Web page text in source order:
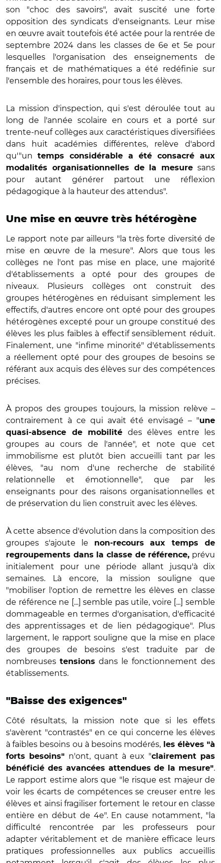
son "choc des savoirs", avait suscité une forte
opposition des syndicats d'enseignants. Leur mise
en œuvre avait toutefois été actée pour la rentrée de
septembre 2024 dans les classes de 6e et 5e pour
lesquelles l'organisation des enseignements de
français et de mathématiques a été redéfinie sur
l'ensemble des horaires, pour tous les élèves.
La mission d'inspection, qui s'est déroulée tout au
long de l'année scolaire en cours et a porté sur
trente-neuf collèges aux caractéristiques diversifiées
dans huit académies différentes, relève d'abord
qu'"un temps considérable a été consacré aux
modalités organisationnelles de la mesure sans
pour autant générer partout une réflexion
pédagogique à la hauteur des attendus".
Une mise en œuvre très hétérogène
Le rapport note par ailleurs "la très forte diversité de
mise en œuvre de la mesure". Alors que tous les
collèges ne l'ont pas mise en place, une majorité
d'établissements a opté pour des groupes de
niveaux. Plusieurs collèges ont construit des
groupes hétérogènes en réduisant simplement les
effectifs, d'autres encore ont opté pour des groupes
hétérogènes excepté pour un groupe constitué des
élèves les plus faibles à effectif sensiblement réduit.
Finalement, une "infime minorité" d'établissements
a réellement opté pour des groupes de besoins se
référant aux acquis des élèves sur des compétences
précises.
À propos des groupes toujours, la mission relève –
contrairement à ce qui avait été envisagé – "une
quasi-absence de mobilité des élèves entre les
groupes au cours de l'année", et note que cet
immobilisme est plutôt bien accueilli tant par les
élèves, "au nom d'une recherche de stabilité
relationnelle et émotionnelle", que par les
enseignants pour des raisons organisationnelles et
de préservation du lien construit avec les élèves.
À cette absence d'évolution dans la composition des
groupes s'ajoute le
non-recours aux temps de
regroupements dans la classe de référence, prévu
initialement pour une période allant jusqu'à dix
semaines. Là encore, la mission souligne que
"mobiliser l'option de remettre les élèves en classe
de référence ne [...] semble pas utile, voire [...] semble
dommageable en termes d'organisation, d'efficacité
des apprentissages et de lien pédagogique". Plus
largement, le rapport souligne que la mise en place
des groupes de besoins s'est traduite par de
nombreuses tensions dans le fonctionnement des
établissements.
"Baisse des exigences"
Côté résultats, la mission note que si les effets
s'avèrent "contrastés" en ce qui concerne les élèves
à faibles besoins ou à besoins modérés,
les élèves "à
forts besoins" n'ont, quant à eux "clairement pas
bénéficié des avancées attendues de la mesure".
Le rapport estime alors que "le risque est majeur de
voir les écarts de compétences se creuser entre les
élèves et ainsi fragiliser fortement le retour en classe
entière en début de 4e". En cause notamment, "la
difficulté rencontrée par les professeurs pour
adapter véritablement et de manière efficace leurs
pratiques professionnelles aux publics accueillis